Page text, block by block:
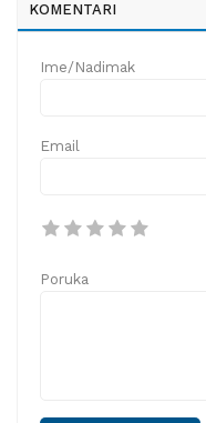
KOMENTARI
Ime/Nadimak
Email
Poruka